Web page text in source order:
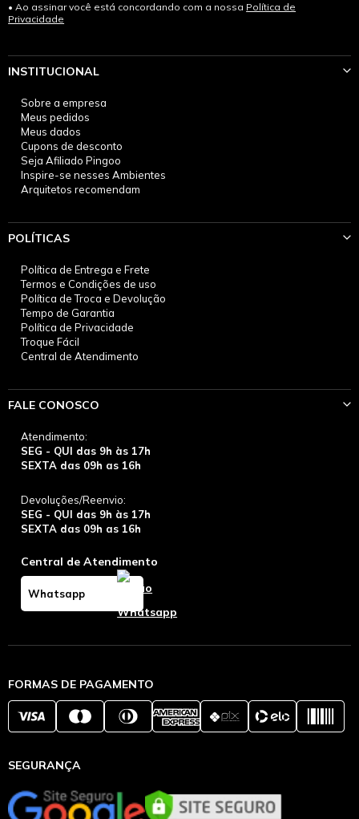
Ao assinar você está concordando com a nossa Política de
Privacidade
INSTITUCIONAL
Sobre a empresa
Meus pedidos
Meus dados
Cupons de desconto
Seja Afiliado Pingoo
Inspire-se nesses Ambientes
Arquitetos recomendam
POLÍTICAS
Política de Entrega e Frete
Termos e Condições de uso
Política de Troca e Devolução
Tempo de Garantia
Política de Privacidade
Troque Fácil
Central de Atendimento
FALE CONOSCO
Atendimento:
SEG - QUI das 9h às 17h
SEXTA das 09h as 16h
Devoluções/Reenvio:
SEG - QUI das 9h às 17h
SEXTA das 09h as 16h
Central de Atendimento
Whatsapp
FORMAS DE PAGAMENTO
SEGURANÇA